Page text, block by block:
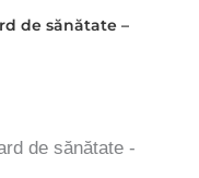
de sănătate –
de sănătate -